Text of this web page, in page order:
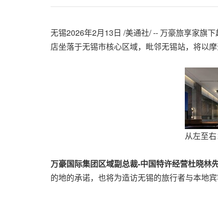
无锡2026年2月13日 /美通社/ -- 万豪旅享家旗
店坐落于无锡市核心区域，毗邻无锡站，将以
从左至
万豪国际集团区域副总裁-中国特许经营杜晓林
的地的承诺，也将为造访无锡的旅行者与本地